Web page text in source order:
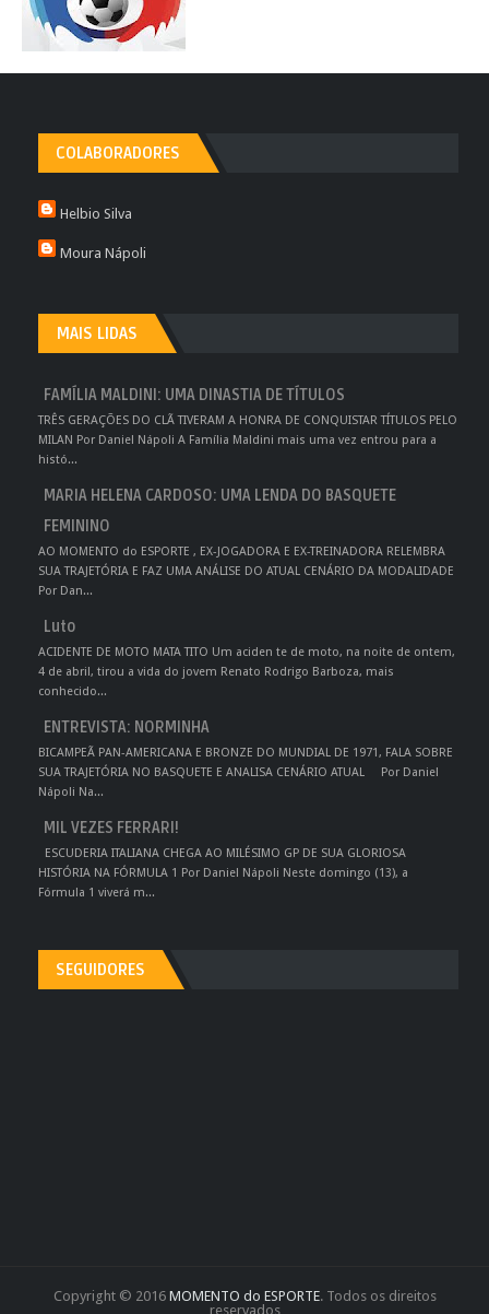
COLABORADORES
Helbio Silva
Moura Nápoli
MAIS LIDAS
FAMÍLIA MALDINI: UMA DINASTIA DE TÍTULOS
TRÊS GERAÇÕES DO CLÃ TIVERAM A HONRA DE CONQUISTAR TÍTULOS PELO
MILAN Por Daniel Nápoli A Família Maldini mais uma vez entrou para a
histó...
MARIA HELENA CARDOSO: UMA LENDA DO BASQUETE
FEMININO
AO MOMENTO do ESPORTE , EX-JOGADORA E EX-TREINADORA RELEMBRA
SUA TRAJETÓRIA E FAZ UMA ANÁLISE DO ATUAL CENÁRIO DA MODALIDADE
Por Dan...
Luto
ACIDENTE DE MOTO MATA TITO Um aciden te de moto, na noite de ontem,
4 de abril, tirou a vida do jovem Renato Rodrigo Barboza, mais
conhecido...
ENTREVISTA: NORMINHA
BICAMPEÃ PAN-AMERICANA E BRONZE DO MUNDIAL DE 1971, FALA SOBRE
SUA TRAJETÓRIA NO BASQUETE E ANALISA CENÁRIO ATUAL Por Daniel
Nápoli Na...
MIL VEZES FERRARI!
ESCUDERIA ITALIANA CHEGA AO MILÉSIMO GP DE SUA GLORIOSA
HISTÓRIA NA FÓRMULA 1 Por Daniel Nápoli Neste domingo (13), a
Fórmula 1 viverá m...
SEGUIDORES
Copyright © 2016 MOMENTO do ESPORTE. Todos os direitos
reservados